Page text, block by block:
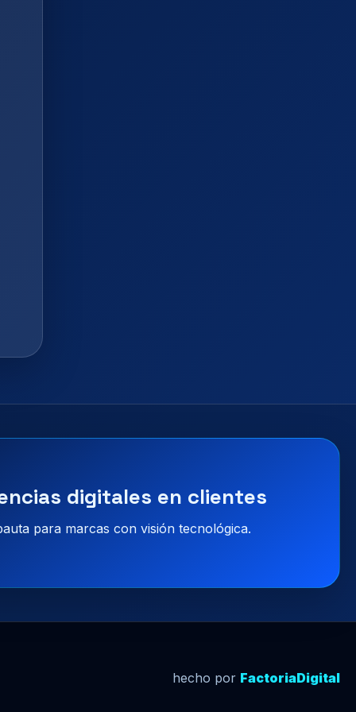
digitales en clientes
para marcas con visión tecnológica.
hecho por FactoriaDigital